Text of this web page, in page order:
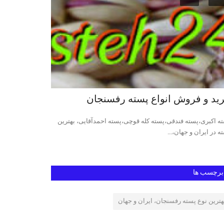
و فروش انواع پسته رفسنجان
اکبری،پسته فندقی،پسته کله قوچی،پسته احمدآقایی، بهترین
در ایران و جهان،...
برچسب ها
نوع پسته رفسنجان، ایران و جهان